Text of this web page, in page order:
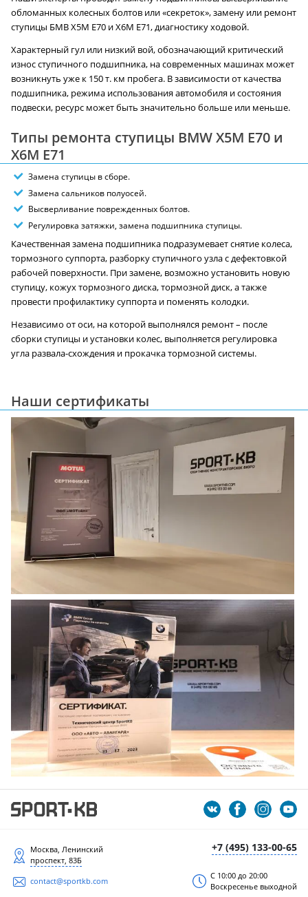
обломанных колесных болтов или «секреток», замену или ремонт
ступицы БМВ X5M E70 и X6M E71, диагностику ходовой.
Характерный гул или низкий вой, обозначающий критический
износ ступичного подшипника, на современных машинах может
возникнуть уже к 150 т. км пробега. В зависимости от качества
подшипника, режима использования автомобиля и состояния
подвески, ресурс может быть значительно больше или меньше.
Типы ремонта ступицы BMW X5M E70 и
X6M E71
Замена ступицы в сборе.
Замена сальников полуосей.
Высверливание поврежденных болтов.
Регулировка затяжки, замена подшипника ступицы.
Качественная замена подшипника подразумевает снятие колеса,
тормозного суппорта, разборку ступичного узла с дефектовкой
рабочей поверхности. При замене, возможно установить новую
ступицу, кожух тормозного диска, тормозной диск, а также
провести профилактику суппорта и поменять колодки.
Независимо от оси, на которой выполнялся ремонт – после
сборки ступицы и установки колес, выполняется регулировка
угла развала-схождения и прокачка тормозной системы.
Наши сертификаты
+7 (495) 133-00-65
Москва, Ленинский
проспект, 83Б
contact@sportkb.com
С 10:00 до 20:00
Воскресенье выходной